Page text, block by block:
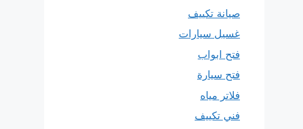
صيانة تكييف
غسيل سيارات
فتح ابواب
فتح سيارة
فلاتر مياه
فني تكييف